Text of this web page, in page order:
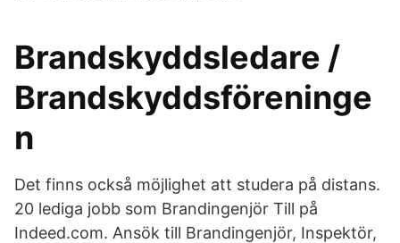
Brandskyddsledare /
Brandskyddsföreninge
n
Det finns också möjlighet att studera på distans.
20 lediga jobb som Brandingenjör Till på
Indeed.com. Ansök till Brandingenjör, Inspektör,